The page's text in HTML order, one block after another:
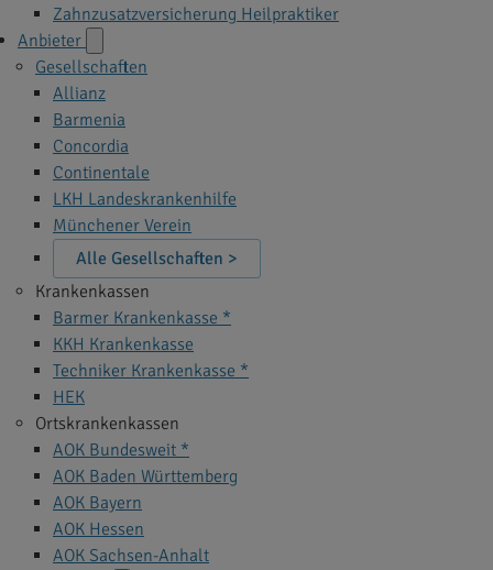
Zahnzusatzversicherung Heilpraktiker
Anbieter
Gesellschaften
Allianz
Barmenia
Concordia
Continentale
LKH Landeskrankenhilfe
Münchener Verein
Alle Gesellschaften >
Krankenkassen
Barmer Krankenkasse *
KKH Krankenkasse
Techniker Krankenkasse *
HEK
Ortskrankenkassen
AOK Bundesweit *
AOK Baden Württemberg
AOK Bayern
AOK Hessen
AOK Sachsen-Anhalt